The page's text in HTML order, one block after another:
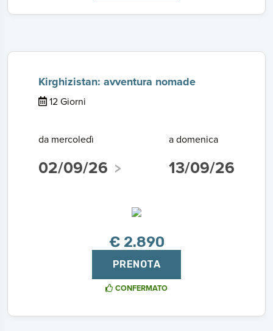
Kirghizistan: avventura nomade
12 Giorni
da mercoledì
02/09/26
a domenica
13/09/26
€ 2.890
PRENOTA
CONFERMATO